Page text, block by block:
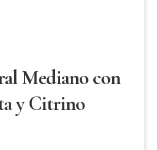
Mediano con
y Citrino